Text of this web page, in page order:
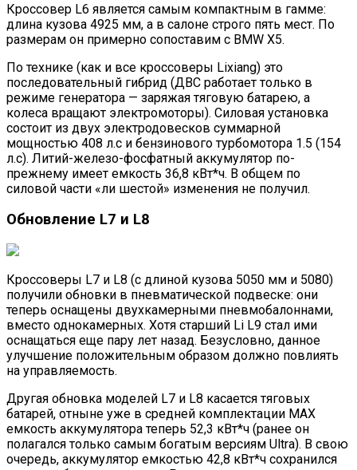
Кроссовер L6 является самым компактным в гамме:
длина кузова 4925 мм, а в салоне строго пять мест. По
размерам он примерно сопоставим с BMW X5.
По технике (как и все кроссоверы Lixiang) это
последовательный гибрид (ДВС работает только в
режиме генератора — заряжая тяговую батарею, а
колеса вращают электромоторы). Силовая установка
состоит из двух электродовесков суммарной
мощностью 408 л.с и бензинового турбомотора 1.5 (154
л.с). Литий-железо-фосфатный аккумулятор по-
прежнему имеет емкость 36,8 кВт*ч. В общем по
силовой части «ли шестой» изменения не получил.
Обновление L7 и L8
Кроссоверы L7 и L8 (с длиной кузова 5050 мм и 5080)
получили обновки в пневматической подвеске: они
теперь оснащены двухкамерными пневмобалоннами,
вместо однокамерных. Хотя старший Li L9 стал ими
оснащаться еще пару лет назад. Безусловно, данное
улучшение положительным образом должно повлиять
на управляемость.
Другая обновка моделей L7 и L8 касается тяговых
батарей, отныне уже в средней комплектации MAX
емкость аккумулятора теперь 52,3 кВт*ч (ранее он
полагался только самым богатым версиям Ultra). В свою
очередь, аккумулятор емкостью 42,8 кВт*ч сохранился